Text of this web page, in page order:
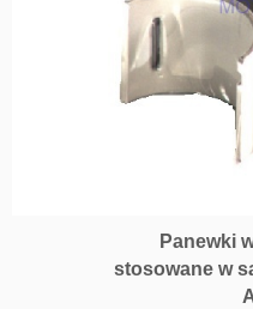
Panewki
stosowane w